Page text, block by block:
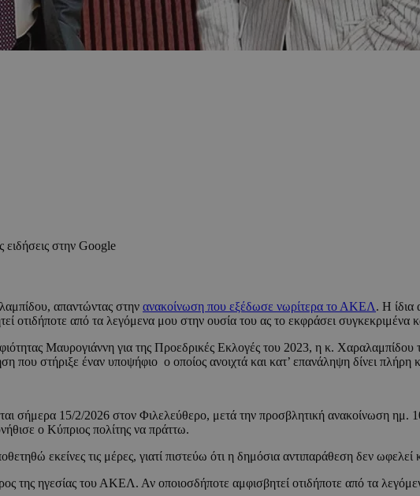
ειδήσεις στην Google
απαντώντας στην ανακοίνωση που εξέδωσε νωρίτερα το ΑΚΕΛ. H ίδια
οτιδήποτε από τα λεγόμενα μου στην ουσία του ας το εκφράσει συγκεκριμένα
Μαυρογιάννη για της Προεδρικές Εκλογές του 2023, η κ. Χαραλαμπίδου
που στήριξε έναν υποψήφιο ο οποίος ανοιχτά και κατ’ επανάληψη δίνει
σήμερα 15/2/2026 στον Φιλελεύθερο, μετά την προσβλητική ανακοίνωση ημ.
ο Κύπριος πολίτης να πράττω.
εκείνες τις μέρες, γιατί πιστεύω ότι η δημόσια αντιπαράθεση δεν
της ηγεσίας του ΑΚΕΛ. Αν οποιοσδήποτε αμφισβητεί οτιδήποτε από τα